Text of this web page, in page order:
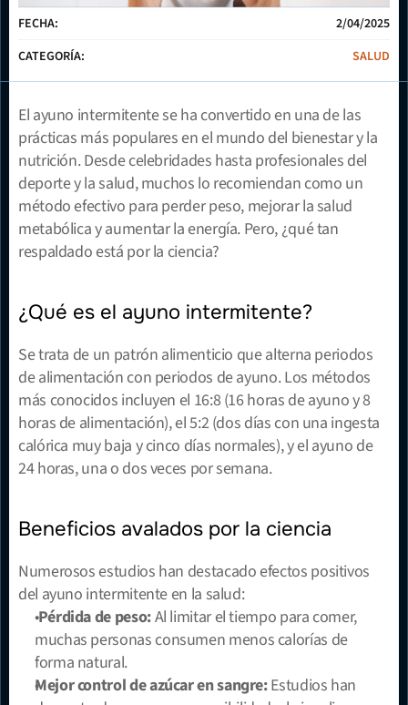
FECHA:
2/04/2025
CATEGORÍA:
SALUD
El ayuno intermitente se ha convertido en una de las
prácticas más populares en el mundo del bienestar y la
nutrición. Desde celebridades hasta profesionales del
deporte y la salud, muchos lo recomiendan como un
método efectivo para perder peso, mejorar la salud
metabólica y aumentar la energía. Pero, ¿qué tan
respaldado está por la ciencia?
¿Qué es el ayuno intermitente?
Se trata de un patrón alimenticio que alterna periodos
de alimentación con periodos de ayuno. Los métodos
más conocidos incluyen el 16:8 (16 horas de ayuno y 8
horas de alimentación), el 5:2 (dos días con una ingesta
calórica muy baja y cinco días normales), y el ayuno de
24 horas, una o dos veces por semana.
Beneficios avalados por la ciencia
Numerosos estudios han destacado efectos positivos
del ayuno intermitente en la salud:
Pérdida de peso: Al limitar el tiempo para comer,
muchas personas consumen menos calorías de
forma natural.
Mejor control de azúcar en sangre: Estudios han